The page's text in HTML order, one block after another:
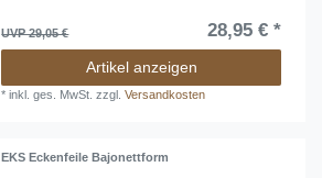
UVP 29,05 € 28,95 € *
Artikel anzeigen
*inkl. ges. MwSt. zzgl.Versandkosten
EKS Eckenfeile Bajonettform